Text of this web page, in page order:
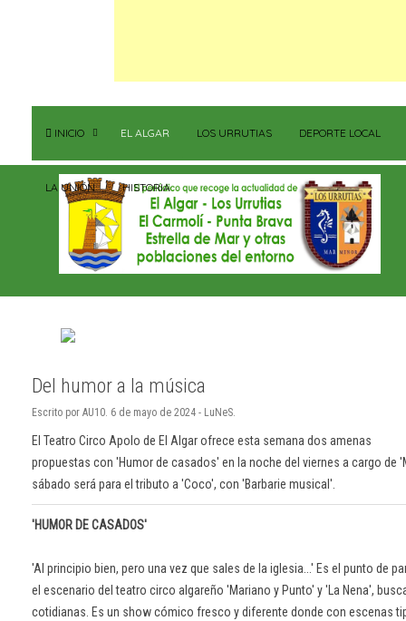
INICIO EL ALGAR LOS URRUTIAS DEPORTE LOCAL
LA UNIÓN HISTORIA
Del humor a la música
Escrito por AU10. 6 de mayo de 2024 - LuNeS.
El Teatro Circo Apolo de El Algar ofrece esta semana dos amenas
propuestas con 'Humor de casados' en la noche del viernes a cargo de
sábado será para el tributo a 'Coco', con 'Barbarie musical'.
'HUMOR DE CASADOS'
'Al principio bien, pero una vez que sales de la iglesia...' Es el punto de
el escenario del teatro circo algareño 'Mariano y Punto' y 'La Nena',
cotidianas. Es un show cómico fresco y diferente donde con escenas